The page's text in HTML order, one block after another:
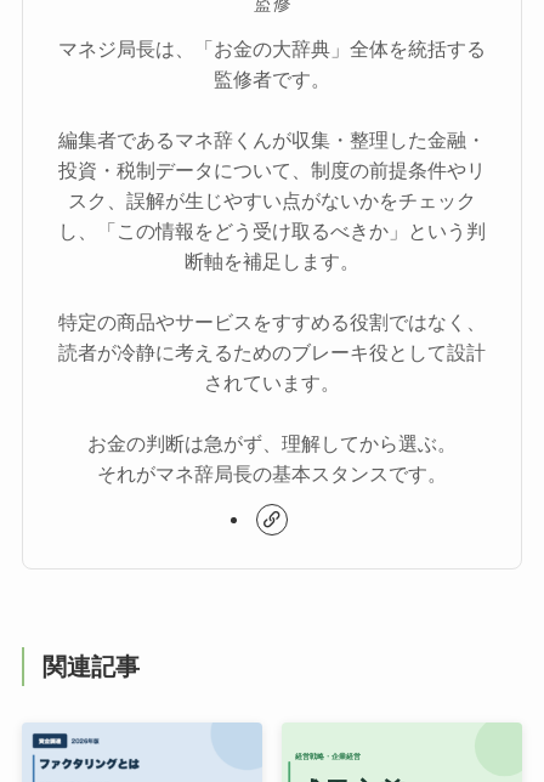
マネジ局長は、「お金の大辞典」全体を統括する
監修者です。
編集者であるマネ辞くんが収集・整理した金融・
投資・税制データについて、制度の前提条件やリ
スク、誤解が生じやすい点がないかをチェック
し、「この情報をどう受け取るべきか」という判
断軸を補足します。
特定の商品やサービスをすすめる役割ではなく、
読者が冷静に考えるためのブレーキ役として設計
されています。
お金の判断は急がず、理解してから選ぶ。
それがマネ辞局長の基本スタンスです。
関連記事